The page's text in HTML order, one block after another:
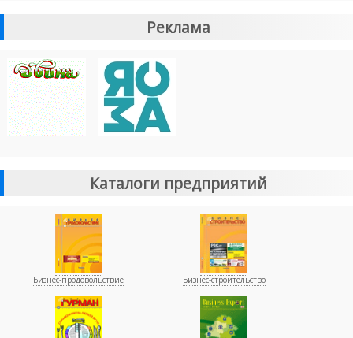
Реклама
Каталоги предприятий
Бизнес-продовольствие Бизнес-строительство